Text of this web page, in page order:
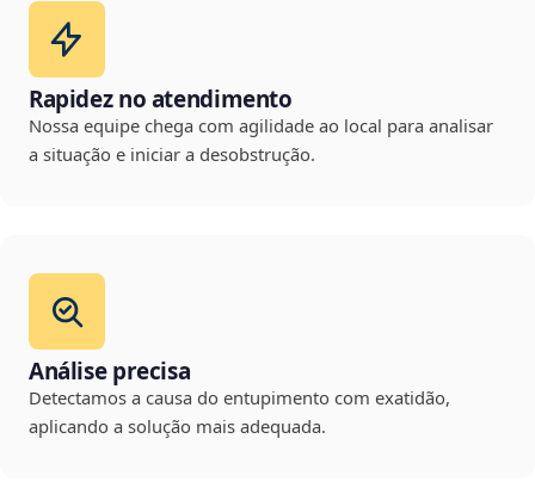
Rapidez no atendimento
Nossa equipe chega com agilidade ao local para analisar
a situação e iniciar a desobstrução.
Análise precisa
Detectamos a causa do entupimento com exatidão,
aplicando a solução mais adequada.